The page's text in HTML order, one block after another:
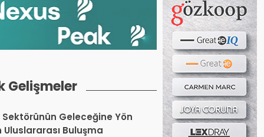
Gelişmeler
Geleceğine Yön
Uluslararası Buluşma